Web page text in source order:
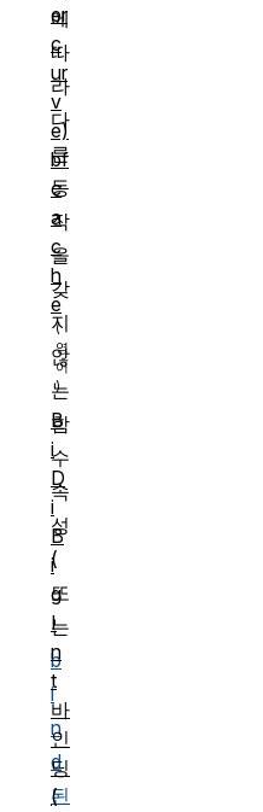
에
따
라
다
른
동
작
을
갖
지
않
는
함
수
속
성
(
또
는
b
i
n
d
된
er
c
ur
v
e)
bf
c
a
c
h
e
B
i
D
i
B
i
g
I
n
t
바
인
딩
(